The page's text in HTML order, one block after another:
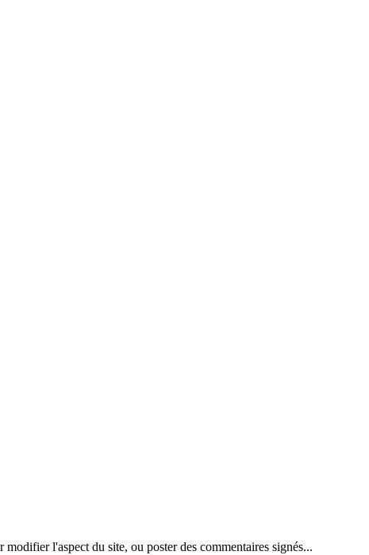
l'aspect du site, ou poster des commentaires signés...